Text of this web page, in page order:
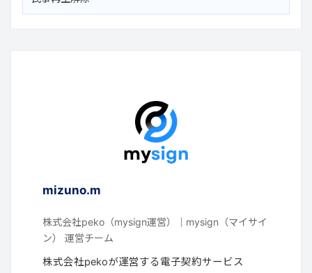
mizuno.m
株式会社peko（mysign運営）｜mysign（マイサイ
ン） 運営チーム
株式会社pekoが運営する電子契約サービス